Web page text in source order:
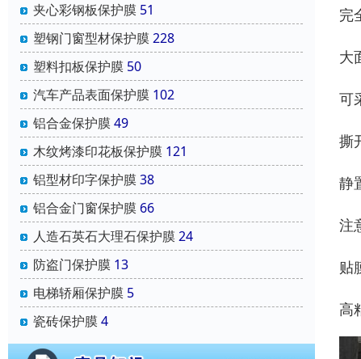
夹心彩钢板保护膜 51
塑钢门窗型材保护膜228
塑料扣板保护膜 50
汽车产品表面保护膜 102
铝合金保护膜49
木纹烤漆印花板保护膜 121
铝型材印字保护膜38
铝合金门窗保护膜 66
人造石英石大理石保护膜24
防盗门保护膜 13
电梯轿厢保护膜 5
瓷砖保护膜4
完
大
可
撕
静
注
贴
高